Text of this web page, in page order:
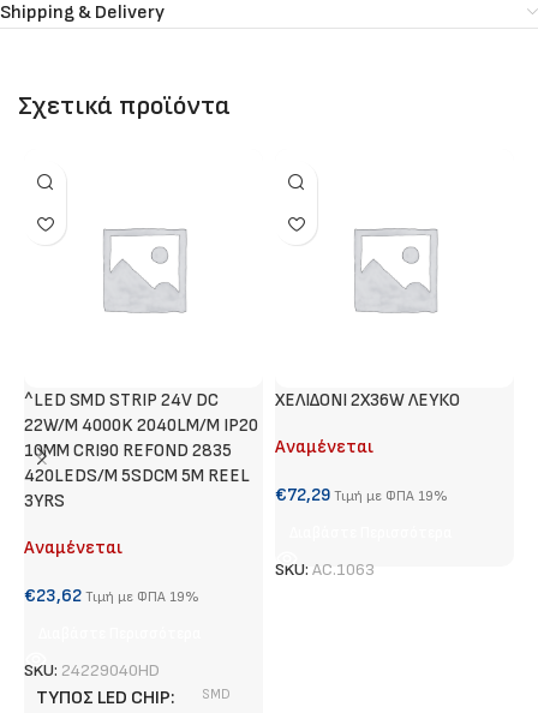
Shipping & Delivery
Σχετικά προϊόντα
^LED SMD STRIP 24V DC
22W/M 4000K 2040LM/M IP20
10MM CRI90 REFOND 2835
420LEDS/M 5SDCM 5M REEL
3YRS
Αναμένεται
€23,62 Τιμή με ΦΠΑ 19%
SKU: 24229040HD
ΤΎΠΟΣ LED CHIP SMD
ΧΕΛΙΔΟΝΙ 2Χ36W ΛΕΥΚΟ
Αναμένεται
€72,29 Τιμή με ΦΠΑ 19%
SKU: AC.1063